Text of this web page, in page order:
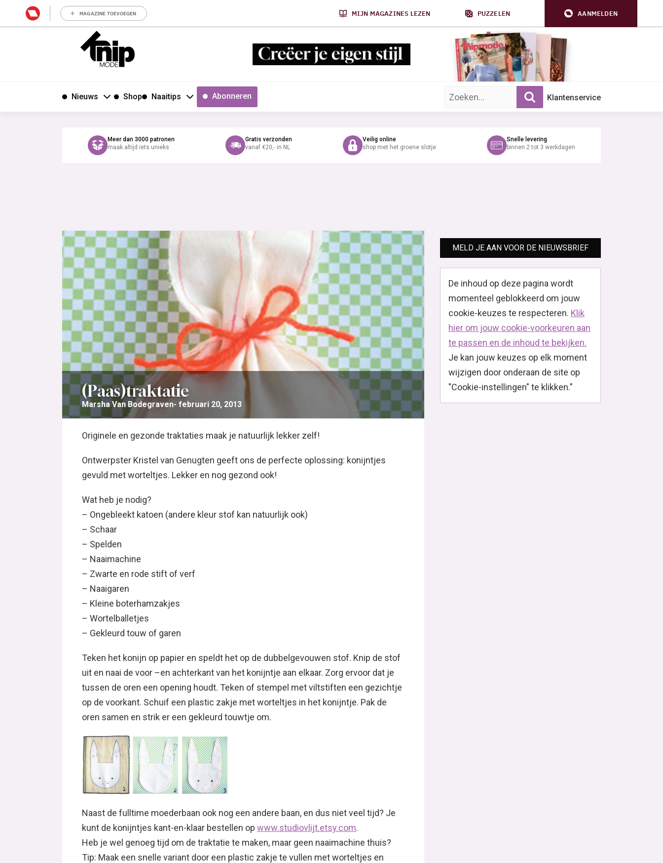
MAGAZINE TOEVOEGEN MIJN MAGAZINES LEZEN PUZZELEN AANMELDEN
Nieuws Shop Naaitips Abonneren Zoek op trefwoord: Klantenservice
Meer dan 3000 patronen
maak altijd iets unieks
Gratis verzonden
vanaf €20,- in NL
Veilig online
shop met het groene slotje
Snelle levering
binnen 2 tot 3 werkdagen
(Paas)traktatie
Marsha Van Bodegraven februari 20, 2013
Originele en gezonde traktaties maak je natuurlijk lekker zelf!
Ontwerpster Kristel van Genugten geeft ons de perfecte oplossing: konijntjes
gevuld met worteltjes. Lekker en nog gezond ook!
Wat heb je nodig?
– Ongebleekt katoen (andere kleur stof kan natuurlijk ook)
– Schaar
– Spelden
– Naaimachine
– Zwarte en rode stift of verf
– Naaigaren
– Kleine boterhamzakjes
– Wortelballetjes
– Gekleurd touw of garen
Teken het konijn op papier en speldt het op de dubbelgevouwen stof. Knip de stof
uit en naai de voor –en achterkant van het konijntje aan elkaar. Zorg ervoor dat je
tussen de oren een opening houdt. Teken of stempel met viltstiften een gezichtje
op de voorkant. Schuif een plastic zakje met worteltjes in het konijntje. Pak de
oren samen en strik er een gekleurd touwtje om.
Naast de fulltime moederbaan ook nog een andere baan, en dus niet veel tijd? Je
kunt de konijntjes kant-en-klaar bestellen op www.studiovlijt.etsy.com.
Heb je wel genoeg tijd om de traktatie te maken, maar geen naaimachine thuis?
Tip: Maak een snelle variant door een plastic zakje te vullen met worteltjes en
MELD JE AAN VOOR DE NIEUWSBRIEF
De inhoud op deze pagina wordt
momenteel geblokkeerd om jouw
cookie-keuzes te respecteren. Klik
hier om jouw cookie-voorkeuren aan
te passen en de inhoud te bekijken.
Je kan jouw keuzes op elk moment
wijzigen door onderaan de site op
"Cookie-instellingen" te klikken."